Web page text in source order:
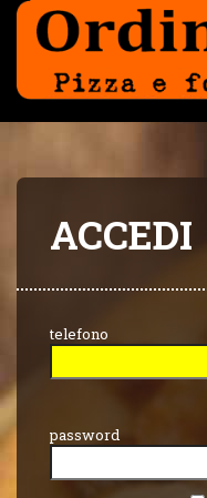
ACCEDI
telefono
password